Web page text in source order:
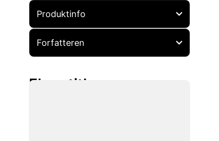
Produktinfo
Forfatteren
Flere titler